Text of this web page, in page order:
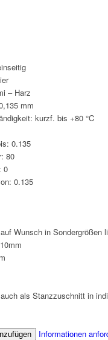
– Harz
mm
kurzf. bis +80 °C
0.135
80
0
0.135
Wunsch in Sondergrößen
als Stanzzuschnitt in
Informationen